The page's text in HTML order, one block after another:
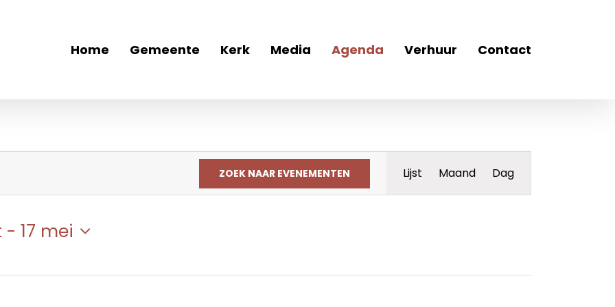
Home Gemeente Kerk Media Agenda Verhuur Contact
ZOEK NAAR EVENEMENTEN
weergaven
navigatie
Lijst Maand Dag
- 17 mei